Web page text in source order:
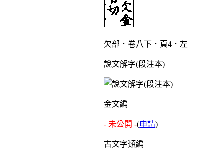
欠部．卷八下．頁4．左
說文解字(段注本)
金文編
- 未公開 -(申請)
古文字類編